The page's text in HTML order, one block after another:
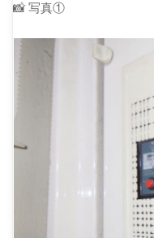
📸 写真①